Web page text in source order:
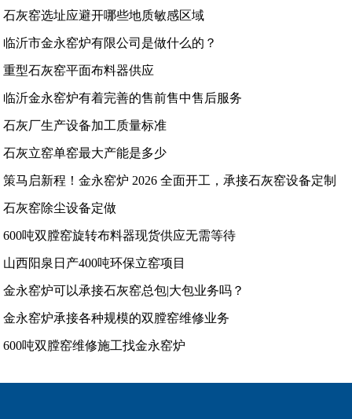
石灰窑选址应避开哪些地质敏感区域
临沂市金永窑炉有限公司是做什么的？
重型石灰窑平面布料器供应
临沂金永窑炉有着完善的售前售中售后服务
石灰厂生产设备加工质量标准
石灰立窑单窑最大产能是多少
策马启新程！金永窑炉 2026 全面开工，承接石灰窑设备定制
石灰窑除尘设备定做
600吨双膛窑旋转布料器现货供应无需等待
山西阳泉日产400吨环保立窑项目
金永窑炉可以承接石灰窑总包|大包业务吗？
金永窑炉承接各种规模的双膛窑维修业务
600吨双膛窑维修施工找金永窑炉